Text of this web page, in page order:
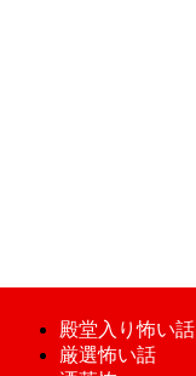
殿堂入り怖い話
厳選怖い話